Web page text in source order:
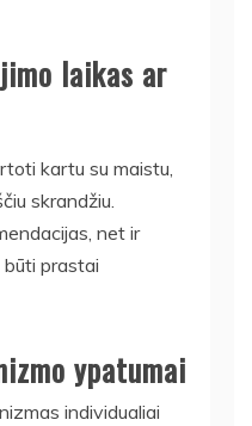
laikas ar
kartu su maistu,
skrandžiu.
net ir
prastai
ypatumai
individualiai